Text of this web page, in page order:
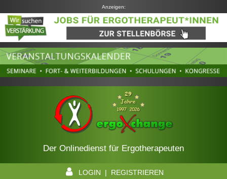
Anzeigen:
Der Onlinedienst für Ergotherapeuten
LOGIN | REGISTRIEREN